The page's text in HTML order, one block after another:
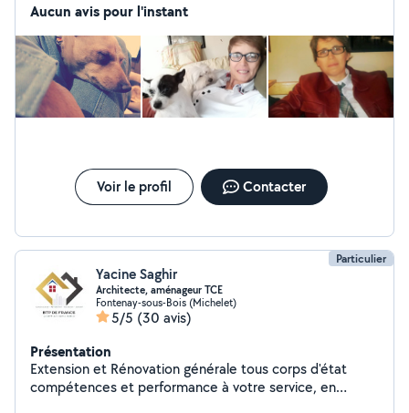
ans nommée Grâçy. Je suis très disponible car je fais
connaissance et de garder vos animaux de compagnie.
à bientôt Laurence
Aucun avis pour l'instant
Voir le profil Contacter
Particulier
Yacine Saghir
Architecte, aménageur TCE
Fontenay-sous-Bois (Michelet)
5/5 (30 avis)
Présentation
Extension et Rénovation générale tous corps d'état
compétences et performance à votre service, en